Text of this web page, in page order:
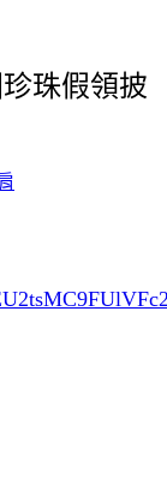
珠假領披